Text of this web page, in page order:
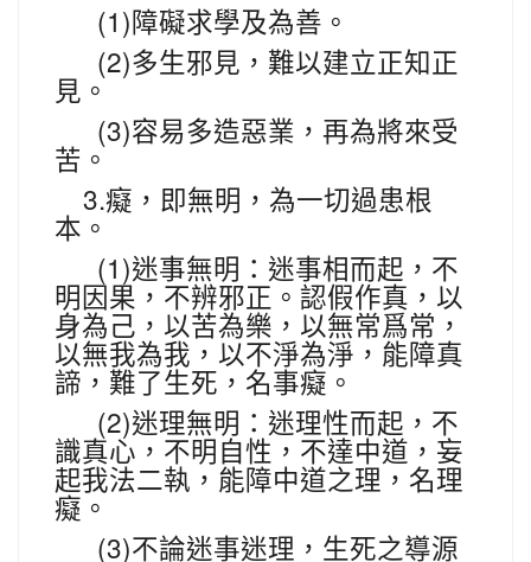
(1) 障礙求學及為善。
(2)多生邪見，難以建立正知正
見。
(3)容易多造惡業，再為將來受
苦。
3.癡，即無明，為一切過患根
本。
(1)迷事無明：迷事相而起，不
明因果，不辨邪正。認假作真，以
身為己，以苦為樂，以無常爲常，
以無我為我，以不淨為淨，能障真
諦，難了生死，名事癡。
(2)迷理無明：迷理性而起，不
識真心，不明自性，不達中道，妄
起我法二執，能障中道之理，名理
癡。
(3)不論迷事迷理，生死之導源